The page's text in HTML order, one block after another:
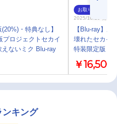
・特典なし】
プロジェクトセカイ
ないミク Blu-ray
お取り寄せ
2025/10/29 発売
【Blu-ray】
壊れたセカイ
特装限定版
￥16,500
ンキング